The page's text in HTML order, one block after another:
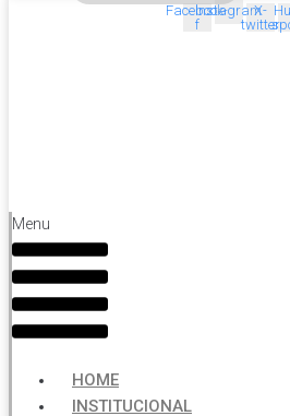
Facebook-
f
InstagramX-
twitter
Menu
HOME
INSTITUCIONAL